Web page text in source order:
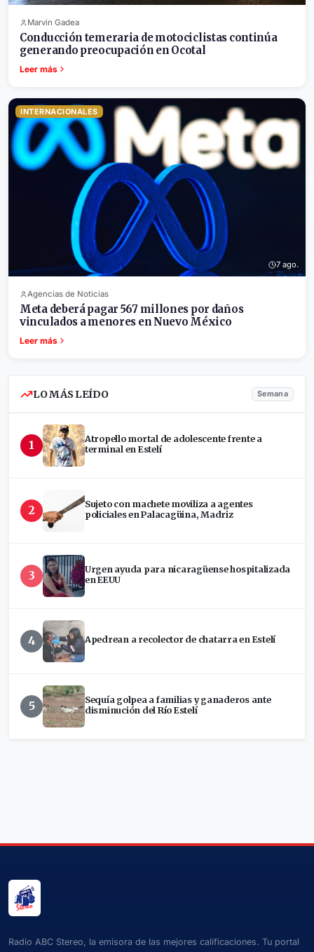
Marvin Gadea
Conducción temeraria de motociclistas continúa
generando preocupación en Ocotal
Leer más
INTERNACIONALES
7 ago.
Agencias de Noticias
Meta deberá pagar 567 millones por daños
vinculados a menores en Nuevo México
Leer más
LO MÁS LEÍDO Semana
1
Atropello mortal de adolescente frente a
terminal en Estelí
2
Sujeto con machete moviliza a agentes
policiales en Palacagüina, Madriz
3
Urgen ayuda para nicaragüense hospitalizada
en EEUU
4 Apedrean a recolector de chatarra en Estelí
5
Sequía golpea a familias y ganaderos ante
disminución del Río Estelí
Radio ABC Stereo, la emisora de las mejores calificaciones. Tu portal